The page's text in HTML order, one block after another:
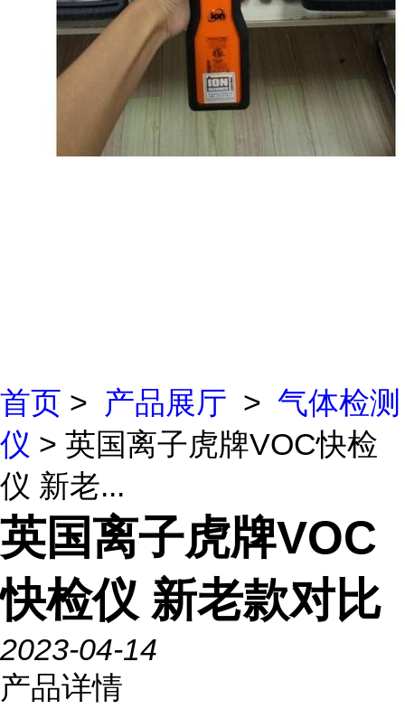
首页 > 产品展厅 > 气体检测
仪 > 英国离子虎牌VOC快检
仪 新老...
英国离子虎牌VOC
快检仪 新老款对比
2023-04-14
产品详情